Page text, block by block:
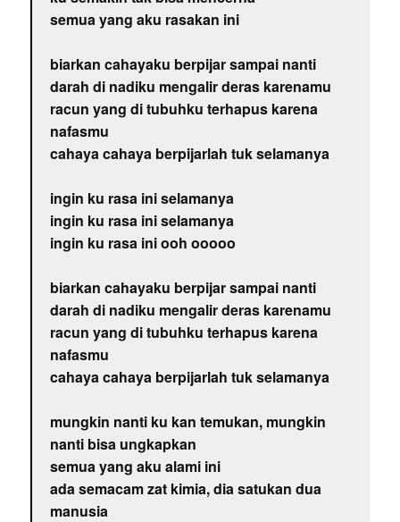
semua yang aku rasakan ini
biarkan cahayaku berpijar sampai nanti
darah di nadiku mengalir deras karenamu
racun yang di tubuhku terhapus karena
nafasmu
cahaya cahaya berpijarlah tuk selamanya
ingin ku rasa ini selamanya
ingin ku rasa ini selamanya
ingin ku rasa ini ooh ooooo
biarkan cahayaku berpijar sampai nanti
darah di nadiku mengalir deras karenamu
racun yang di tubuhku terhapus karena
nafasmu
cahaya cahaya berpijarlah tuk selamanya
mungkin nanti ku kan temukan, mungkin
nanti bisa ungkapkan
semua yang aku alami ini
ada semacam zat kimia, dia satukan dua
manusia